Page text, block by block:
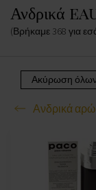
Ανδρικά
(Βρήκαμε 368 για
Ακύρωση
Ανδρικά